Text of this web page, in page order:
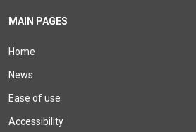
MAIN PAGES
Home
News
Ease of use
Accessibility